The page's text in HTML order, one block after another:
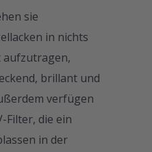
sie
in nichts
aufzutragen,
brillant und
verfügen
Filter, die ein
in der